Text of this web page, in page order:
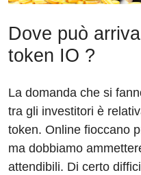
Dove può
token IO ?
La domanda che si
tra gli investitori è
token. Online fioccano
ma dobbiamo
attendibili. Di certo